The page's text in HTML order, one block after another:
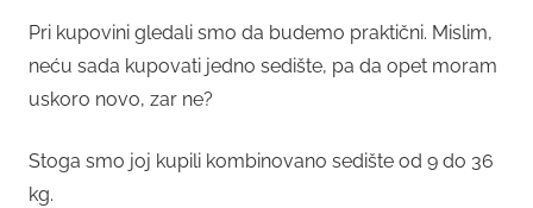
Pri kupovini gledali smo da budemo praktični. Mislim,
neću sada kupovati jedno sedište, pa da opet moram
uskoro novo, zar ne?
Stoga smo joj kupili kombinovano sedište od 9 do 36
kg.